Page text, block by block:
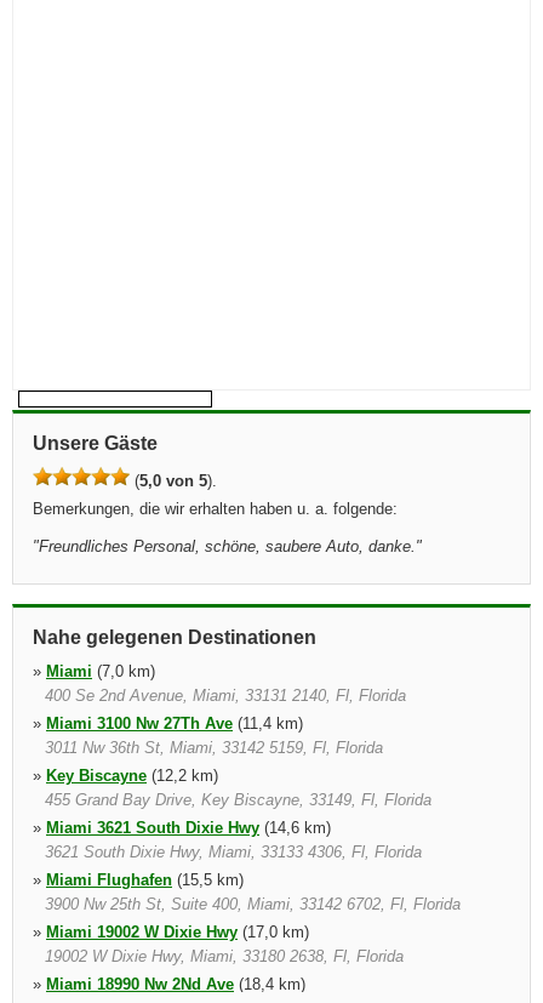
Unsere Gäste
(5,0 von 5).
Bemerkungen, die wir erhalten haben u. a. folgende:
"Freundliches Personal, schöne, saubere Auto, danke. "
Nahe gelegenen Destinationen
» Miami (7,0 km)
400 Se 2nd Avenue, Miami, 33131 2140, Fl, Florida
» Miami 3100 Nw 27Th Ave (11,4 km)
3011 Nw 36th St, Miami, 33142 5159, Fl, Florida
» Key Biscayne (12,2 km)
455 Grand Bay Drive, Key Biscayne, 33149, Fl, Florida
» Miami 3621 South Dixie Hwy (14,6 km)
3621 South Dixie Hwy, Miami, 33133 4306, Fl, Florida
» Miami Flughafen (15,5 km)
3900 Nw 25th St, Suite 400, Miami, 33142 6702, Fl, Florida
» Miami 19002 W Dixie Hwy (17,0 km)
19002 W Dixie Hwy, Miami, 33180 2638, Fl, Florida
» Miami 18990 Nw 2Nd Ave (18,4 km)